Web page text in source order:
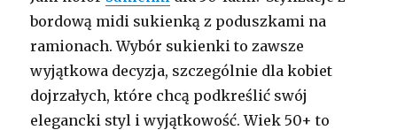
bordową midi sukienką z poduszkami na
ramionach. Wybór sukienki to zawsze
wyjątkowa decyzja, szczególnie dla kobiet
dojrzałych, które chcą podkreślić swój
elegancki styl i wyjątkowość. Wiek 50+ to